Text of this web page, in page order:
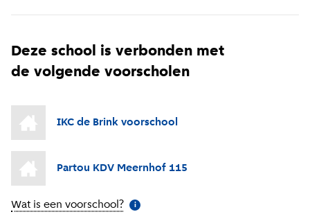
Deze school is verbonden met
de volgende voorscholen
IKC de Brink voorschool
Partou KDV Meernhof 115
Wat is een voorschool? Meer informatie
i